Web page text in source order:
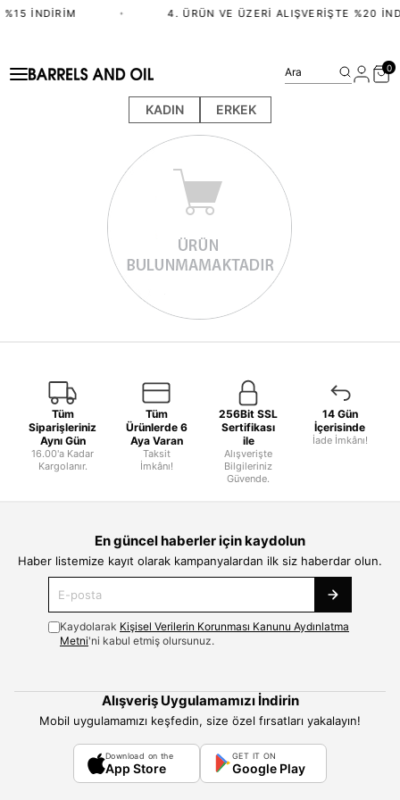
İNDIRIM • 4. ÜRÜN VE ÜZERI ALIŞVERIŞTE %20
KADIN ERKEK
Ara 0
Tüm
Siparişleriniz
Aynı Gün
16.00'a Kadar
Kargolanır.
Tüm
Ürünlerde 6
Aya Varan
Taksit
İmkânı!
256Bit SSL
Sertifikası
ile
Alışverişte
Bilgileriniz
Güvende.
14 Gün
İçerisinde
İade İmkânı!
En güncel haberler için kaydolun
Haber listemize kayıt olarak kampanyalardan ilk siz haberdar olun.
Kaydolarak Kişisel Verilerin Korunması Kanunu Aydınlatma
Metni'ni kabul etmiş olursunuz.
Alışveriş Uygulamamızı İndirin
Mobil uygulamamızı keşfedin, size özel fırsatları yakalayın!
Download on the
App Store
GET IT ON
Google Play